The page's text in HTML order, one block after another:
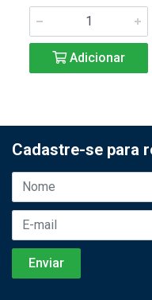
Adicionar
Cadastre-se para